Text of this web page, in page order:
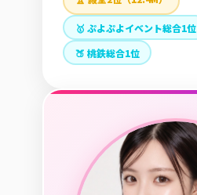
🥇 ぷよぷよイベント総合1位
🍑 桃鉄総合1位